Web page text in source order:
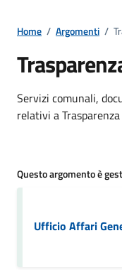
Home / Argomenti /
Dettagli
Servizi comunali,
relativi a
Questo argomento è
Ufficio Affari